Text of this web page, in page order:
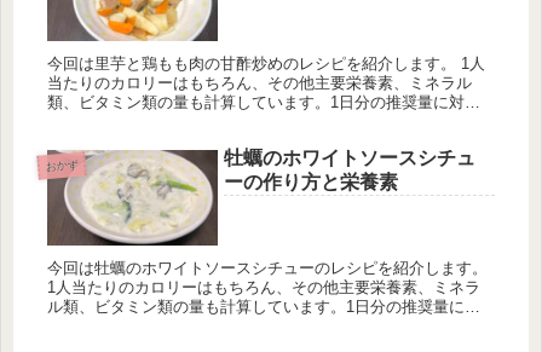
今回は里芋と鶏もも肉の甘酢炒めのレシピを紹介します。 1人
当たりのカロリーはもちろん、その他主要栄養素、ミネラル
類、ビタミン類の量も計算しています。1日分の推奨量に対す
おかず
牡蠣のホワイトソースシチュ
ーの作り方と栄養素
今回は牡蠣のホワイトソースシチューのレシピを紹介します。
1人当たりのカロリーはもちろん、その他主要栄養素、ミネラ
ル類、ビタミン類の量も計算しています。1日分の推奨量に対